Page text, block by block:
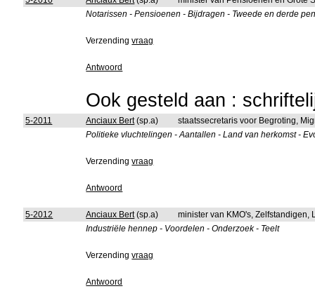
Notarissen - Pensioenen - Bijdragen - Tweede en derde
Verzendingvraag
Antwoord
Ook gesteld aan :
5-2011 Anciaux Bert(sp.a)
staatssecretaris voor Begroting,
Politieke vluchtelingen - Aantallen - Land van herkomst -
Verzendingvraag
Antwoord
5-2012 Anciaux Bert(sp.a)
minister van KMO's,
Industriële hennep - Voordelen - Onderzoek - Teelt
Verzendingvraag
Antwoord